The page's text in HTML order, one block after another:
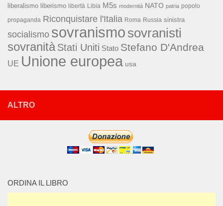
liberalismo liberismo libertà Libia M5s modernità NATO patria popolo
propaganda Riconquistare l'Italia Roma Russia sinistra
socialismo sovranismo sovranisti
sovranità Stati Uniti Stato Stefano D'Andrea
UE Unione europea usa
ALTRO
ORDINA IL LIBRO